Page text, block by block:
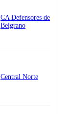
CA Defensores de
Belgrano
Central Norte